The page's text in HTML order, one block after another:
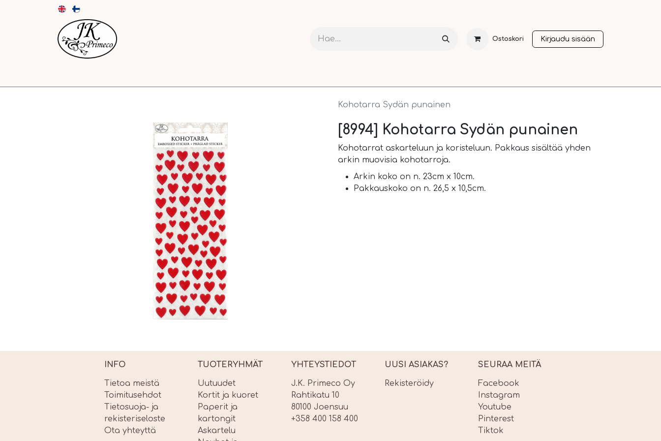
Ostoskori Kirjaudu sisään
Kohotarra Sydän punainen
[8994] Kohotarra Sydän punainen
Kohotarrat askarteluun ja koristeluun. Pakkaus sisältää yhden
arkin muovisia kohotarroja.
Arkin koko on n. 23cm x 10cm.
Pakkauskoko on n. 26,5 x 10,5cm.
INFO
Tietoa meistä
Toimitusehdot
Tietosuoja- ja
rekisteriseloste
Ota yhteyttä
TUOTERYHMÄT
Uutuudet
Kortit ja kuoret
Paperit ja
kartongit
Askartelu
YHTEYSTIEDOT
J.K. Primeco Oy
Rahtikatu 10
80100 Joensuu
+358 400 158 400
UUSI ASIAKAS?
Rekisteröidy
SEURAA MEITÄ
Facebook
Instagram
Youtube
Pinterest
Tiktok